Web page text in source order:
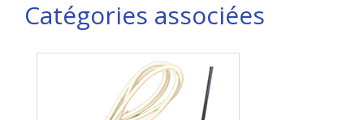
Catégories associées